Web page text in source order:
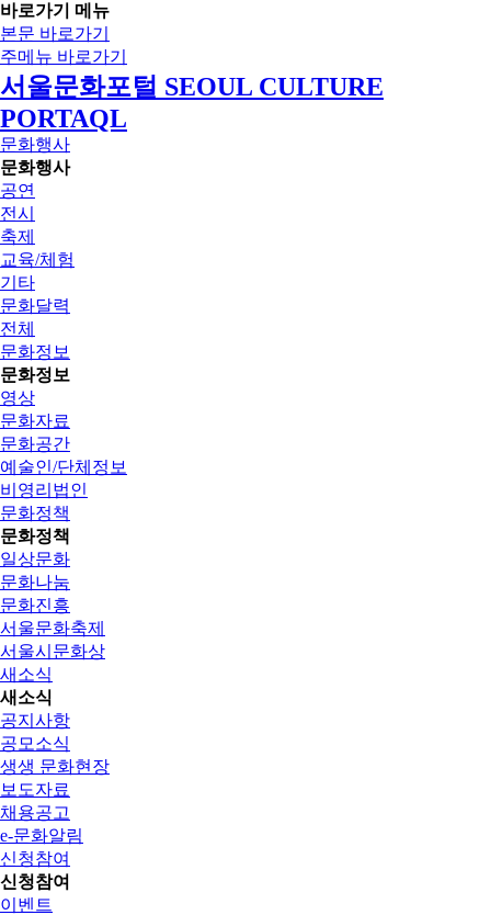
바로가기 메뉴
본문 바로가기
주메뉴 바로가기
서울문화포털 SEOUL CULTURE
PORTAQL
문화행사
문화행사
공연
전시
축제
교육/체험
기타
문화달력
전체
문화정보
문화정보
영상
문화자료
문화공간
예술인/단체정보
비영리법인
문화정책
문화정책
일상문화
문화나눔
문화진흥
서울문화축제
서울시문화상
새소식
새소식
공지사항
공모소식
생생 문화현장
보도자료
채용공고
e-문화알림
신청참여
신청참여
이벤트